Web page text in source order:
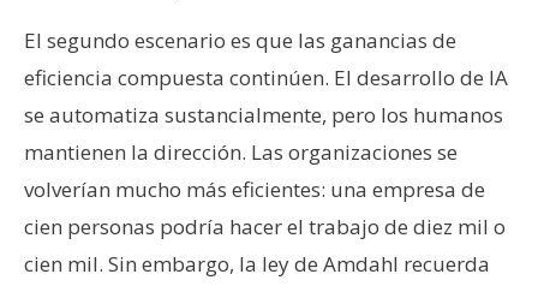
El segundo escenario es que las ganancias de
eficiencia compuesta continúen. El desarrollo de IA
se automatiza sustancialmente, pero los humanos
mantienen la dirección. Las organizaciones se
volverían mucho más eficientes: una empresa de
cien personas podría hacer el trabajo de diez mil o
cien mil. Sin embargo, la ley de Amdahl recuerda